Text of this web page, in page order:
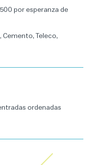
por esperanza de
Cemento, Teleco,
ordenadas